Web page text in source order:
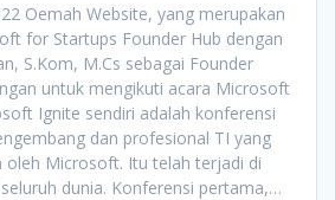
Oemah Website, yang merupakan
for Startups Founder Hub dengan
S.Kom, M.Cs sebagai Founder
untuk mengikuti acara Microsoft
Ignite sendiri adalah konferensi
dan profesional TI yang
oleh Microsoft. Itu telah terjadi di
dunia. Konferensi pertama,…